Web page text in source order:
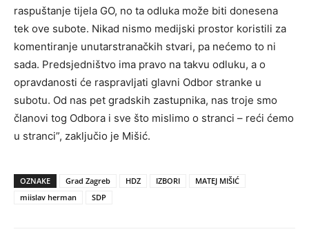
raspuštanje tijela GO, no ta odluka može biti donesena
tek ove subote. Nikad nismo medijski prostor koristili za
komentiranje unutarstranačkih stvari, pa nećemo to ni
sada. Predsjedništvo ima pravo na takvu odluku, a o
opravdanosti će raspravljati glavni Odbor stranke u
subotu. Od nas pet gradskih zastupnika, nas troje smo
članovi tog Odbora i sve što mislimo o stranci – reći ćemo
u stranci”, zaključio je Mišić.
OZNAKE Grad Zagreb HDZ IZBORI
MATEJ MIŠIĆ
miislav herman
SDP